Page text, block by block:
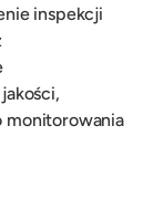
inspekcji
monitorowania